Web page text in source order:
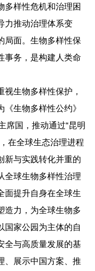
多样性危机和治理困
力推动治理体系变
局面。生物多样性保
事务，是构建人类命
生物多样性保护，
生物多样性公约》
席国，推动通过“昆明
在全球生态治理进程
新与实践转化并重的
全球生物多样性治理
面提升自身在全球生
造力，为全球生物多
国家公园为主体的自
全与高质量发展的基
、展示中国方案、推